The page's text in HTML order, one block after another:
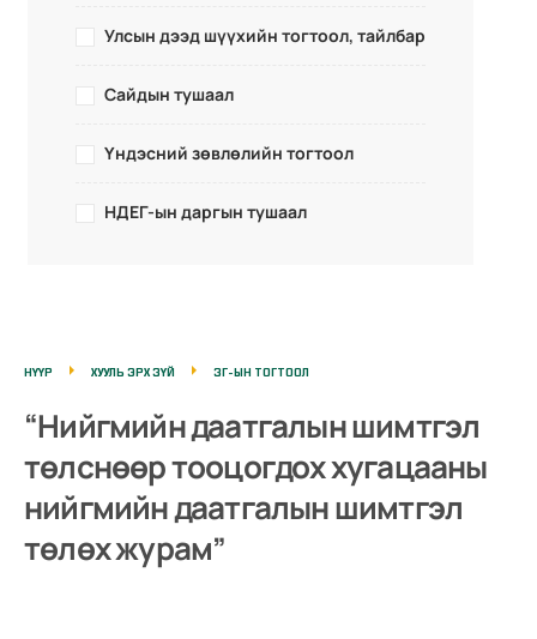
Улсын дээд шүүхийн тогтоол, тайлбар
Сайдын тушаал
Үндэсний зөвлөлийн тогтоол
НДЕГ-ын даргын тушаал
НҮҮР ХУУЛЬ ЭРХ ЗҮЙ ЗГ-ЫН ТОГТООЛ
“Hийгмийн даатгалын шимтгэл
төлснөөр тооцогдох хугацааны
нийгмийн даатгалын шимтгэл
төлөх журам”